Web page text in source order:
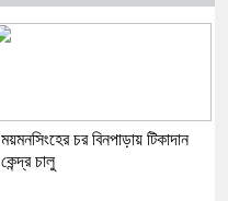
ময়মনসিংহের চর বিনপাড়ায় টিকাদান
কেন্দ্র চালু